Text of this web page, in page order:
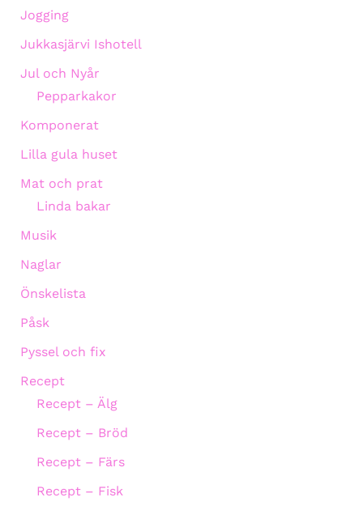
Jogging
Jukkasjärvi Ishotell
Jul och Nyår
Pepparkakor
Komponerat
Lilla gula huset
Mat och prat
Linda bakar
Musik
Naglar
Önskelista
Påsk
Pyssel och fix
Recept
Recept – Älg
Recept – Bröd
Recept – Färs
Recept – Fisk